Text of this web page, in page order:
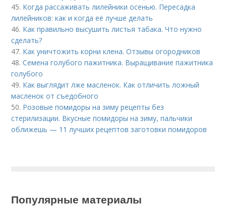
45. Когда рассаживать лилейники осенью. Пересадка
лилейников: как и когда её лучше делать
46. Как правильно высушить листья табака. Что нужно
сделать?
47. Как уничтожить корни клена. Отзывы огородников
48.Семена голубого пажитника. Выращивание пажитника
голубого
49. Как выглядит лже масленок. Как отличить ложный
масленок от съедобного
50. Розовые помидоры на зиму рецепты без
стерилизации. Вкусные помидоры на зиму, пальчики
оближешь — 11 лучших рецептов заготовки помидоров
Популярные материалы